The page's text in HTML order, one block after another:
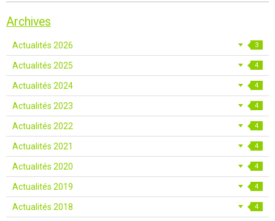
Archives
Actualités 2026 3
Actualités 2025 4
Actualités 2024 4
Actualités 2023 4
Actualités 2022 4
Actualités 2021 4
Actualités 2020 4
Actualités 2019 4
Actualités 2018 4